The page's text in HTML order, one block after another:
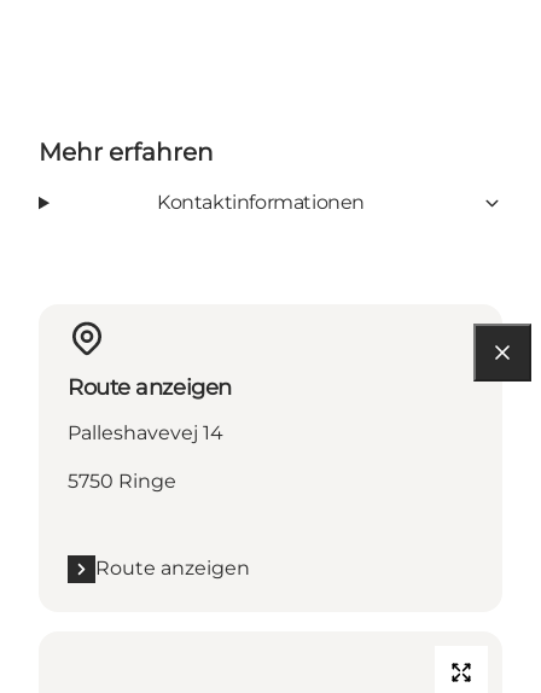
Mehr erfahren
Kontaktinformationen
Route anzeigen
Palleshavevej 14
5750 Ringe
Route anzeigen